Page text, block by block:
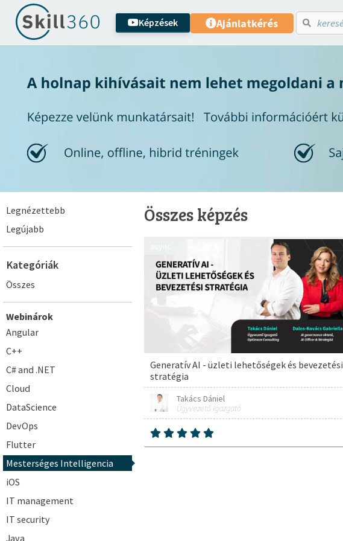
Képzések Ajánlatkérés
Legnézettebb
Legújabb
Kategóriák
Összes
Webinárok
Angular
C++
C# and .NET
Cloud
DataScience
DevOps
Flutter
Mesterséges Intelligencia
iOS
IT management
IT security
Java
Összes képzés
Generatív AI - üzleti lehetőségek és bevezetési
stratégia
Takács Dániel
Ügyvezető Igazgató